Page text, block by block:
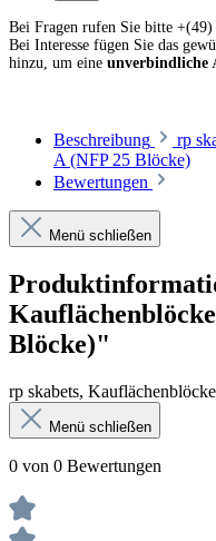
Bei Fragen rufen Sie bitte
Bei Interesse fügen Sie das
hinzu, um eine unverbindliche
Beschreibung
rp
A (NFP 25 Blöcke)
Bewertungen
Menü schließen
Blöcke)"
rp skabets,
Menü schließen
0 von 0 Bewertungen